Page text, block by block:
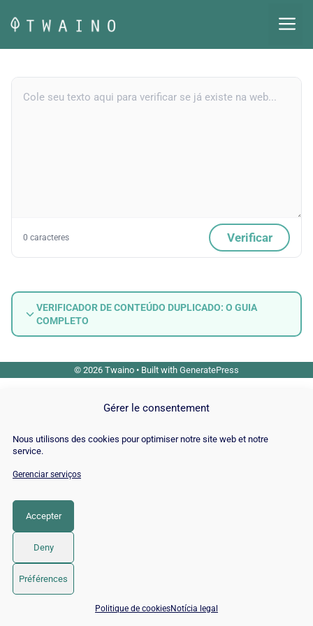
Gérer le consentement
Nous utilisons des cookies pour optimiser notre site web et notre
service.
Gerenciar serviços
Accepter
Deny
Préférences
Politique de cookiesNotícia legal
para
o
0 caracteres Verificar
VERIFICADOR DE CONTEÚDO DUPLICADO: O GUIA
COMPLETO
© 2026 Twaino • Built with GeneratePress
📅 Agendar 15 min com um especialista SEO / GEO